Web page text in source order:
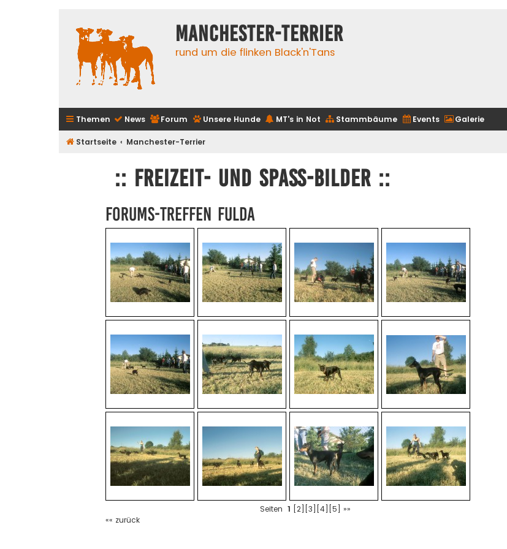
Manchester-Terrier
rund um die flinken Black'n'Tans
Themen News Forum Unsere Hunde MT's in Not Stammbäume Events Galerie
Startseite Manchester-Terrier
:: Freizeit- und Spaß-Bilder ::
Forums-Treffen Fulda
Seiten 1 2][ 3 4][ 5
»»
«« zurück